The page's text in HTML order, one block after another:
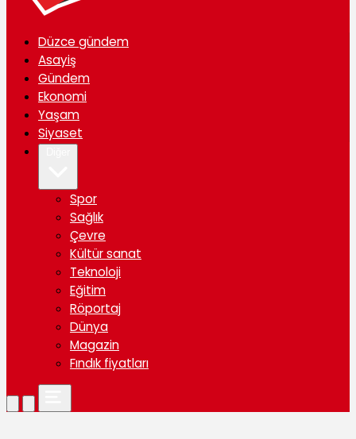
Düzce gündem
Asayiş
Gündem
Ekonomi
Yaşam
Siyaset
Spor
Sağlık
Çevre
Kültür sanat
Teknoloji
Eğitim
Röportaj
Dünya
Magazin
Fındık fiyatları